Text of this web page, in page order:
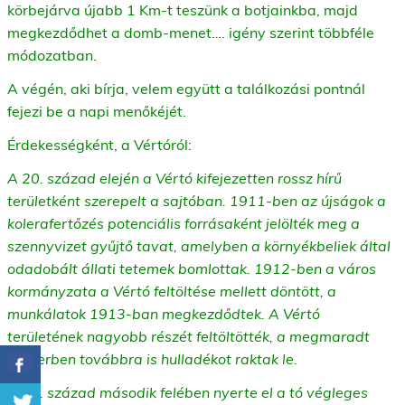
körbejárva újabb 1 Km-t teszünk a botjainkba, majd
megkezdődhet a domb-menet…. igény szerint többféle
módozatban.
A végén, aki bírja, velem együtt a találkozási pontnál
fejezi be a napi menőkéjét.
Érdekességként, a Vértóról:
A 20. század elején a Vértó kifejezetten rossz hírű
területként szerepelt a sajtóban. 1911-ben az újságok a
kolerafertőzés potenciális forrásaként jelölték meg a
szennyvizet gyűjtő tavat, amelyben a környékbeliek által
odadobált állati tetemek bomlottak. 1912-ben a város
kormányzata a Vértó feltöltése mellett döntött, a
munkálatok 1913-ban megkezdődtek. A Vértó
területének nagyobb részét feltöltötték, a megmaradt
mederben továbbra is hulladékot raktak le.
A 20. század második felében nyerte el a tó végleges